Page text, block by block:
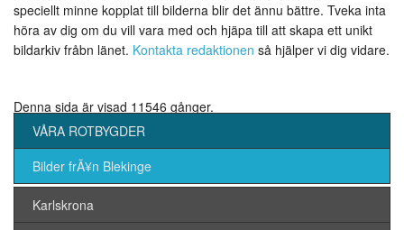
speciellt minne kopplat till bilderna blir det ännu bättre. Tveka inta
höra av dig om du vill vara med och hjäpa till att skapa ett unikt
bildarkiv fråbn länet. Kontakta redaktionen så hjälper vi dig vidare.
Denna sida är visad 11546 gånger.
VÅRA ROTBYGDER
Bilder frÃ¥n Blekinge
Karlskrona